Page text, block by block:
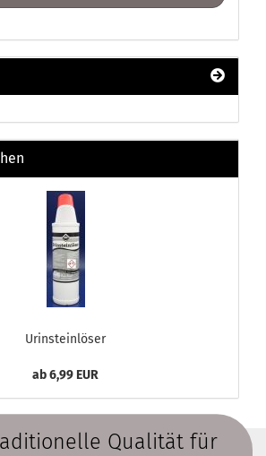
Urinsteinlöser
ab 6,99 EUR
Qualität für